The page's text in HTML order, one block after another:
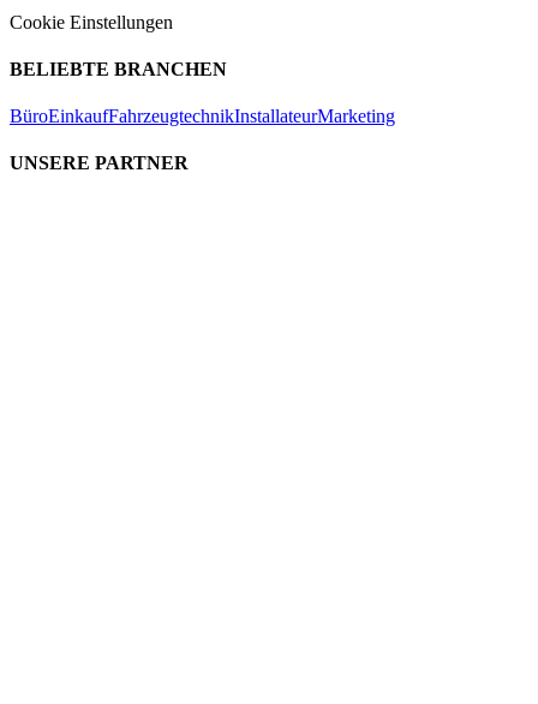
Cookie Einstellungen
BELIEBTE BRANCHEN
BüroEinkaufFahrzeugtechnikInstallateurMarketing
UNSERE PARTNER